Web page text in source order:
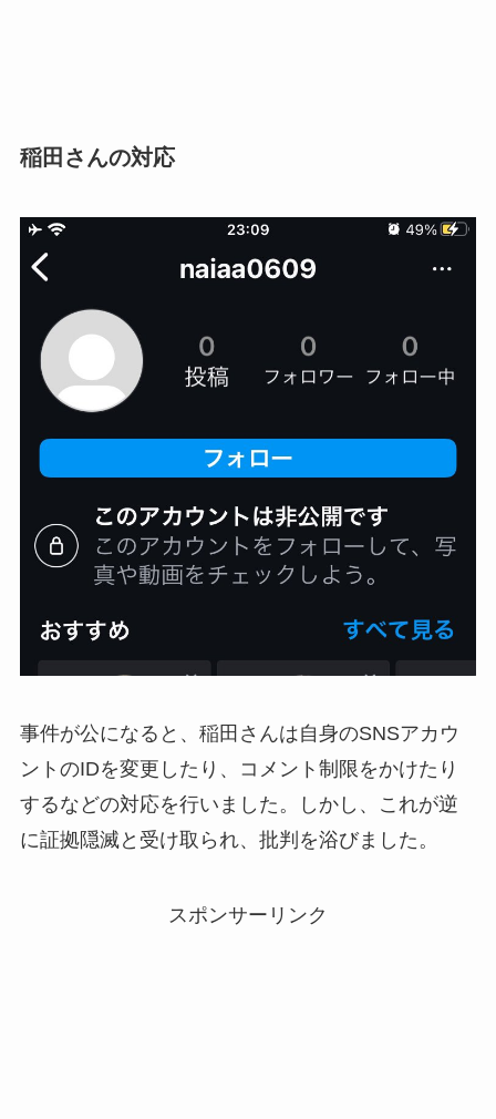
稲田さんの対応
事件が公になると、稲田さんは自身のSNSアカウ
ントのIDを変更したり、コメント制限をかけたり
するなどの対応を行いました。しかし、これが逆
に証拠隠滅と受け取られ、批判を浴びました。
スポンサーリンク